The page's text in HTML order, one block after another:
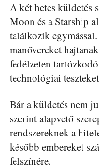
A két hetes küldetés
Moon és a Starship
találkozik
manővereket
fedélzeten
technológiai
Bár a küldetés nem
szerint alapvető
rendszereknek a
később embereket
felszínére.